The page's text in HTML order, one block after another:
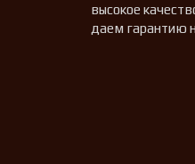
высокое
даем гарантию